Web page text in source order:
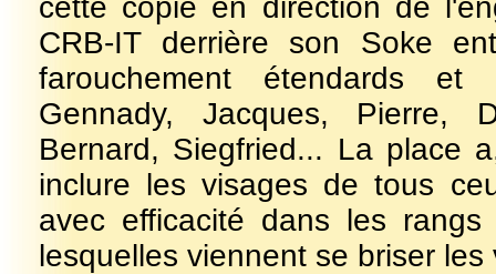
cette copie en direction de
CRB-IT derrière son Soke
farouchement étendards et
Gennady, Jacques, Pierre,
Bernard, Siegfried... La place
inclure les visages de tous
avec efficacité dans les
lesquelles viennent se briser